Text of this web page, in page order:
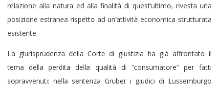
relazione alla natura ed alla finalità di quest’ultimo, rivesta una
posizione estranea rispetto ad un’attività economica strutturata
esistente.
La giurisprudenza della Corte di giustizia ha già affrontato il
tema della perdita della qualità di “consumatore” per fatti
sopravvenuti: nella sentenza Gruber i giudici di Lussemburgo